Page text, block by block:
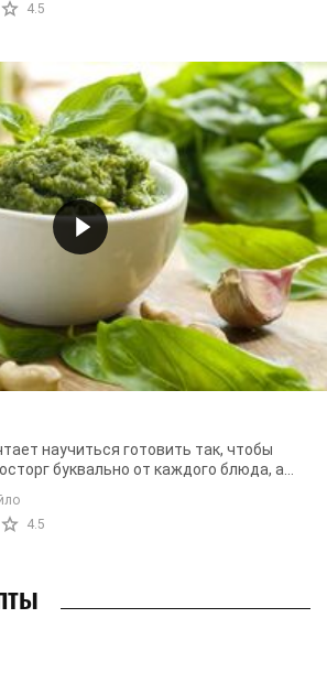
4.5
научиться готовить так, чтобы
буквально от каждого блюда, а
бы ...
4.5